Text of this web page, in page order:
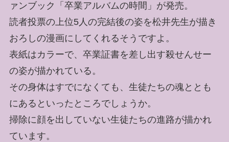
ァンブック「卒業アルバムの時間」が発売。
読者投票の上位5人の完結後の姿を松井先生が描き
おろしの漫画にしてくれるそうですよ。
表紙はカラーで、卒業証書を差し出す殺せんせー
の姿が描かれている。
その身体はすでになくても、生徒たちの魂ととも
にあるといったところでしょうか。
掃除に顔を出していない生徒たちの進路が描かれ
ています。